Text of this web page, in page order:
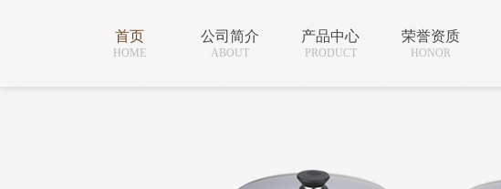
首页
HOME
公司简介
ABOUT
产品中心
PRODUCT
荣誉资质
HONOR